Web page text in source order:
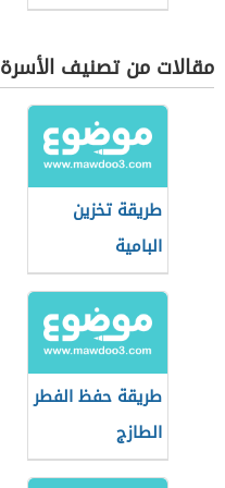
مقالات من تصنيف الأسرة
طريقة تخزين
البامية
طريقة حفظ الفطر
الطازج